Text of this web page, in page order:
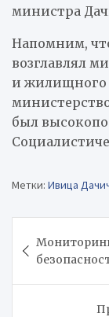
министра
Напомним,
возглавлял
и жилищного
был
Метки: Ивица
по
записям